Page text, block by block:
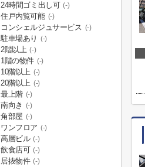
24時間ゴミ出し可 (-)
住戸内覧可能 (-)
コンシェルジュサービス (-)
駐車場あり (-)
2階以上 (-)
1階の物件 (-)
10階以上 (-)
20階以上 (-)
最上階 (-)
南向き (-)
角部屋 (-)
ワンフロア (-)
高層ビル (-)
飲食店可 (-)
居抜物件 (-)